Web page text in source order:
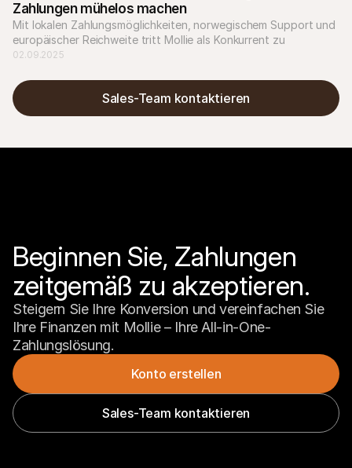
Zahlungen mühelos machen
Mit lokalen Zahlungsmöglichkeiten, norwegischem Support und
europäischer Reichweite tritt Mollie als Konkurrent zu
etablierten Anbietern wie Nets auf.
02.09.2025
Sales-Team kontaktieren
Beginnen Sie, Zahlungen
zeitgemäß zu akzeptieren.
Steigern Sie Ihre Konversion und vereinfachen Sie
Ihre Finanzen mit Mollie – Ihre All-in-One-
Zahlungslösung.
Konto erstellen
Sales-Team kontaktieren